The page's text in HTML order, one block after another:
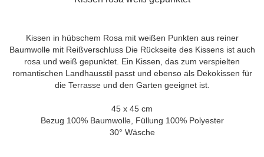
Kissen in hübschem Rosa mit weißen Punkten aus reiner
Baumwolle mit Reißverschluss Die Rückseite des Kissens ist auch
rosa und weiß gepunktet. Ein Kissen, das zum verspielten
romantischen Landhausstil passt und ebenso als Dekokissen für
die Terrasse und den Garten geeignet ist.
45 x 45 cm
Bezug 100% Baumwolle, Füllung 100% Polyester
30° Wäsche